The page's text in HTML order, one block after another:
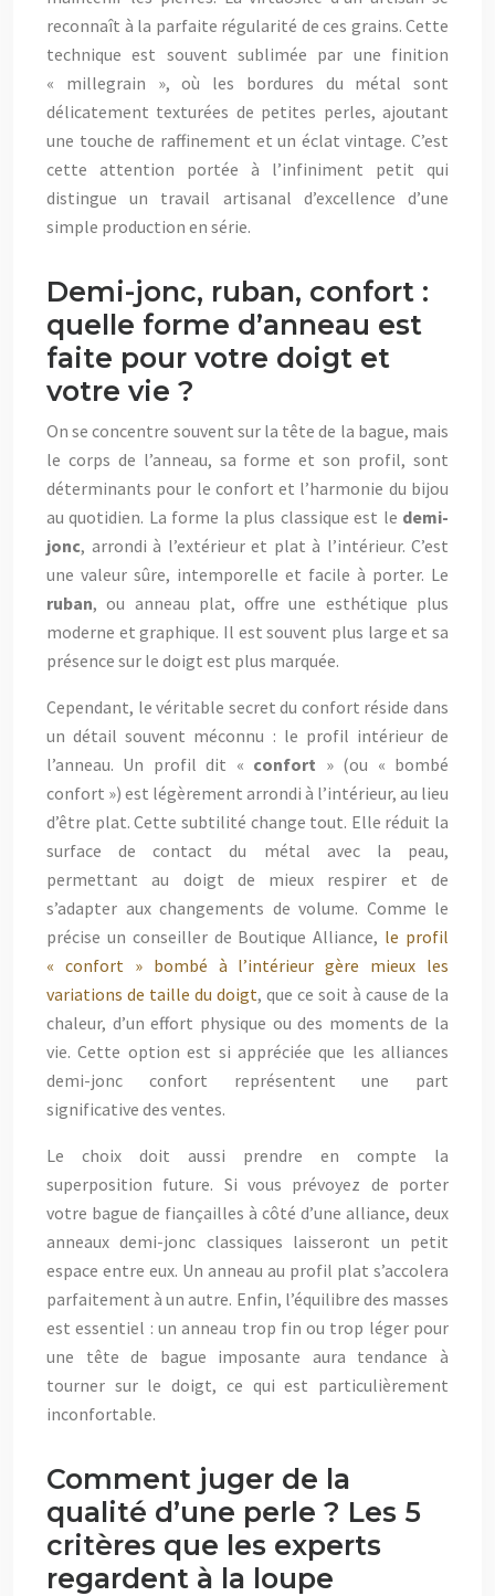
reconnaît à la parfaite régularité de ces grains. Cette
technique est souvent sublimée par une finition
« millegrain », où les bordures du métal sont
délicatement texturées de petites perles, ajoutant
une touche de raffinement et un éclat vintage. C’est
cette attention portée à l’infiniment petit qui
distingue un travail artisanal d’excellence d’une
simple production en série.
Demi-jonc, ruban, confort :
quelle forme d’anneau est
faite pour votre doigt et
votre vie ?
On se concentre souvent sur la tête de la bague, mais
le corps de l’anneau, sa forme et son profil, sont
déterminants pour le confort et l’harmonie du bijou
au quotidien. La forme la plus classique est le demi-
jonc, arrondi à l’extérieur et plat à l’intérieur. C’est
une valeur sûre, intemporelle et facile à porter. Le
ruban, ou anneau plat, offre une esthétique plus
moderne et graphique. Il est souvent plus large et sa
présence sur le doigt est plus marquée.
Cependant, le véritable secret du confort réside dans
un détail souvent méconnu : le profil intérieur de
l’anneau. Un profil dit « confort » (ou « bombé
confort ») est légèrement arrondi à l’intérieur, au lieu
d’être plat. Cette subtilité change tout. Elle réduit la
surface de contact du métal avec la peau,
permettant au doigt de mieux respirer et de
s’adapter aux changements de volume. Comme le
précise un conseiller de Boutique Alliance, le profil
« confort » bombé à l’intérieur gère mieux les
variations de taille du doigt, que ce soit à cause de la
chaleur, d’un effort physique ou des moments de la
vie. Cette option est si appréciée que les alliances
demi-jonc confort représentent une part
significative des ventes.
Le choix doit aussi prendre en compte la
superposition future. Si vous prévoyez de porter
votre bague de fiançailles à côté d’une alliance, deux
anneaux demi-jonc classiques laisseront un petit
espace entre eux. Un anneau au profil plat s’accolera
parfaitement à un autre. Enfin, l’équilibre des masses
est essentiel : un anneau trop fin ou trop léger pour
une tête de bague imposante aura tendance à
tourner sur le doigt, ce qui est particulièrement
inconfortable.
Comment juger de la
qualité d’une perle ? Les 5
critères que les experts
regardent à la loupe